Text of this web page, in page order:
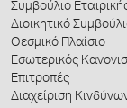
Συμβούλιο
Διοικητικό
Θεσμικό Πλαίσιο
Εσωτερικός
Επιτροπές
Διαχείριση